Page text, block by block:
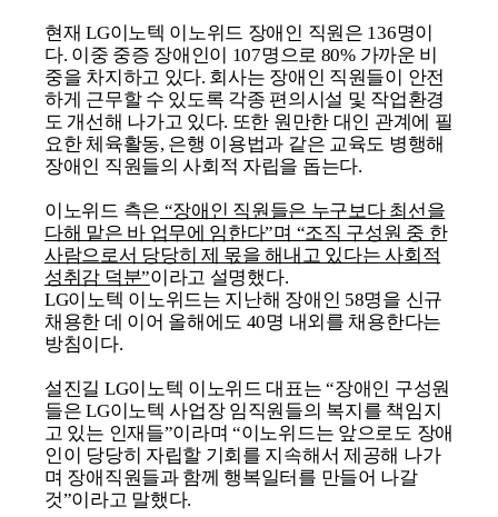
현재 LG이노텍 이노위드 장애인 직원은 136명이
다. 이중 중증 장애인이 107명으로 80% 가까운 비
중을 차지하고 있다. 회사는 장애인 직원들이 안전
하게 근무할 수 있도록 각종 편의시설 및 작업환경
도 개선해 나가고 있다. 또한 원만한 대인 관계에 필
요한 체육활동, 은행 이용법과 같은 교육도 병행해
장애인 직원들의 사회적 자립을 돕는다.
이노위드 측은 “장애인 직원들은 누구보다 최선을
다해 맡은 바 업무에 임한다”며 “조직 구성원 중 한
사람으로서 당당히 제 몫을 해내고 있다는 사회적
성취감 덕분”이라고 설명했다.
LG이노텍 이노위드는 지난해 장애인 58명을 신규
채용한 데 이어 올해에도 40명 내외를 채용한다는
방침이다.
설진길 LG이노텍 이노위드 대표는 “장애인 구성원
들은 LG이노텍 사업장 임직원들의 복지를 책임지
고 있는 인재들”이라며 “이노위드는 앞으로도 장애
인이 당당히 자립할 기회를 지속해서 제공해 나가
며 장애직원들과 함께 행복일터를 만들어 나갈
것”이라고 말했다.